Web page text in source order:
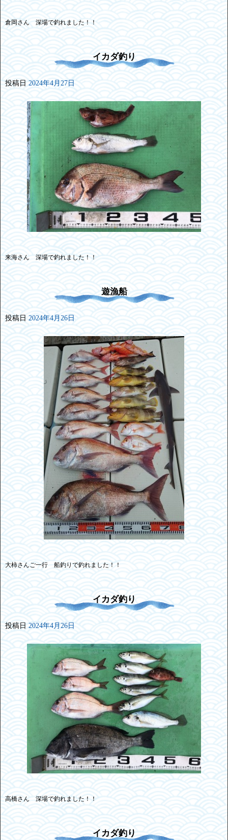
倉岡さん 深場で釣れました！！
イカダ釣り
投稿日 2024年4月27日
来海さん 深場で釣れました！！
遊漁船
投稿日 2024年4月26日
大柿さんご一行 船釣りで釣れました！！
イカダ釣り
投稿日 2024年4月26日
高橋さん 深場で釣れました！！
イカダ釣り